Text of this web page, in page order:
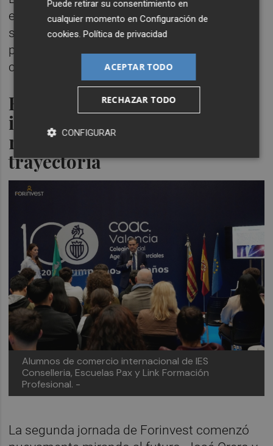
especial: la de InfantaElena de Borbón
se acercó al stand del Colegio para felicitar
personalmente a la institución por la
celebración de su centenario.
El segundo día: vocación
internacional y
reconocimiento a la
trayectoria
Alumnos de comercio internacional de IES
Conselleria, Escuelas Pax y Link Formación
Profesional. -
La segunda jornada de Forinvest comenzó
Puede retirar su consentimiento en
cualquier momento enConfiguración de
cookies.Política de privacidad
ACEPTAR TODO
RECHAZAR TODO
CONFIGURAR